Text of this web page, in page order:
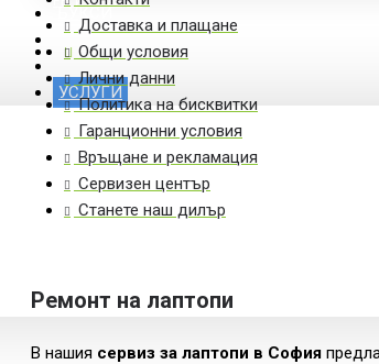
КОНТАКТИ
БУКСИ
LCD КАБЕЛИ
DC КАБЕЛИ
УСЛУГИ
Доставка и плащане
Общи условия
Лични данни
Политика на бисквитки
Гаранционни условия
Връщане и рекламация
Сервизен център
Станете наш дилър
Ремонт на лаптопи
В нашия сервиз за лаптопи в София